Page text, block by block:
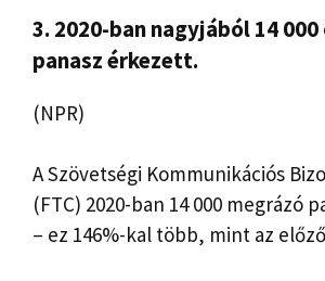
3. 2020-ban nagyjából 14
panasz érkezett.
(NPR)
A Szövetségi Kommunikációs
(FTC) 2020-ban 14 000 megrázó
– ez 146%-kal több, mint az